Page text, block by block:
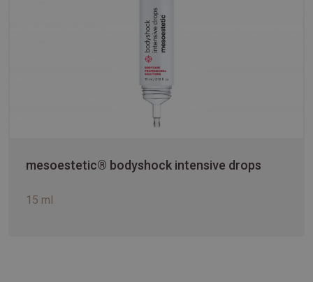
mesoestetic® bodyshock intensive drops
15 ml